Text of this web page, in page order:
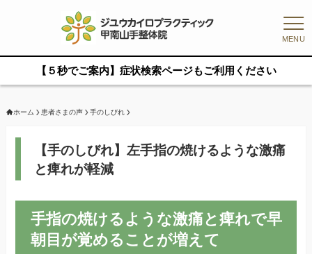
MENU
【５秒でご案内】症状検索ページもご利用ください
ホーム 患者さまの声 手のしびれ
【手のしびれ】左手指の焼けるような激痛
と痺れが軽減
手指の焼けるような激痛と痺れで早
朝目が覚めることが増えて